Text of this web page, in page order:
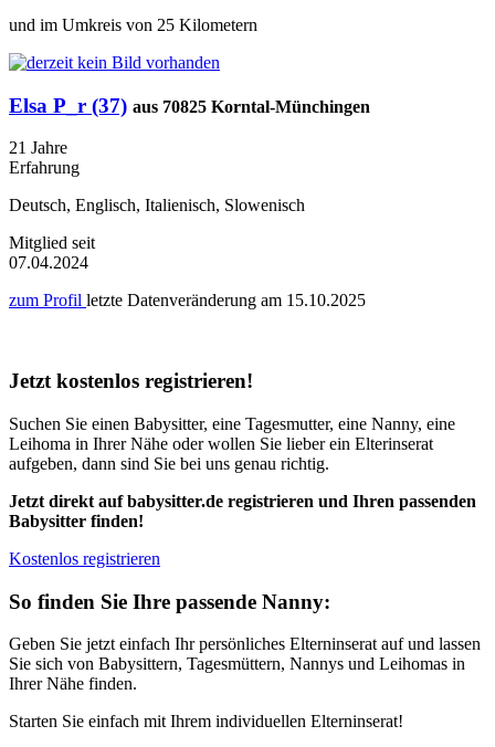
und im Umkreis von 25 Kilometern
Elsa P_r (37) aus 70825 Korntal-Münchingen
21 Jahre
Erfahrung
Deutsch, Englisch, Italienisch, Slowenisch
Mitglied seit
07.04.2024
zum Profil letzte Datenveränderung am 15.10.2025
Jetzt kostenlos registrieren!
Suchen Sie einen Babysitter, eine Tagesmutter, eine Nanny, eine
Leihoma in Ihrer Nähe oder wollen Sie lieber ein Elterinserat
aufgeben, dann sind Sie bei uns genau richtig.
Jetzt direkt auf babysitter.de registrieren und Ihren passenden
Babysitter finden!
Kostenlos registrieren
So finden Sie Ihre passende Nanny:
Geben Sie jetzt einfach Ihr persönliches Elterninserat auf und lassen
Sie sich von Babysittern, Tagesmüttern, Nannys und Leihomas in
Ihrer Nähe finden.
Starten Sie einfach mit Ihrem individuellen Elterninserat!